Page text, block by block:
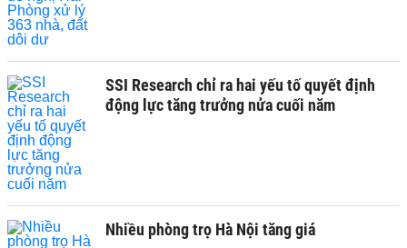
SSI Research chỉ ra hai yếu tố quyết định
động lực tăng trưởng nửa cuối năm
Nhiều phòng trọ Hà Nội tăng giá